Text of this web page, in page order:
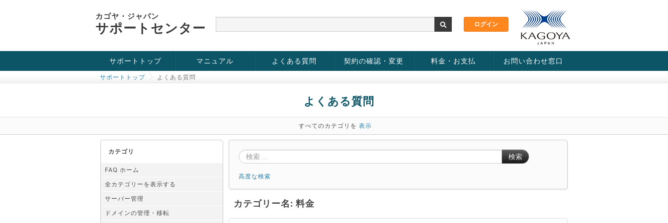
カゴヤ・ジャパン
サポートセンター
サポートトップ
お役立ち情報
チュートリアル
障害・メンテナンス情報
マニュアル よくある質問 契約の確認・変更 料金・お支払 お問い合わせ窓口
サポートトップ よくある質問
よくある質問
すべてのカテゴリを 表示
カテゴリ
FAQ ホーム
全カテゴリーを表示する
サーバー管理
ドメインの管理・移転
検索
高度な検索
カテゴリー名: 料金